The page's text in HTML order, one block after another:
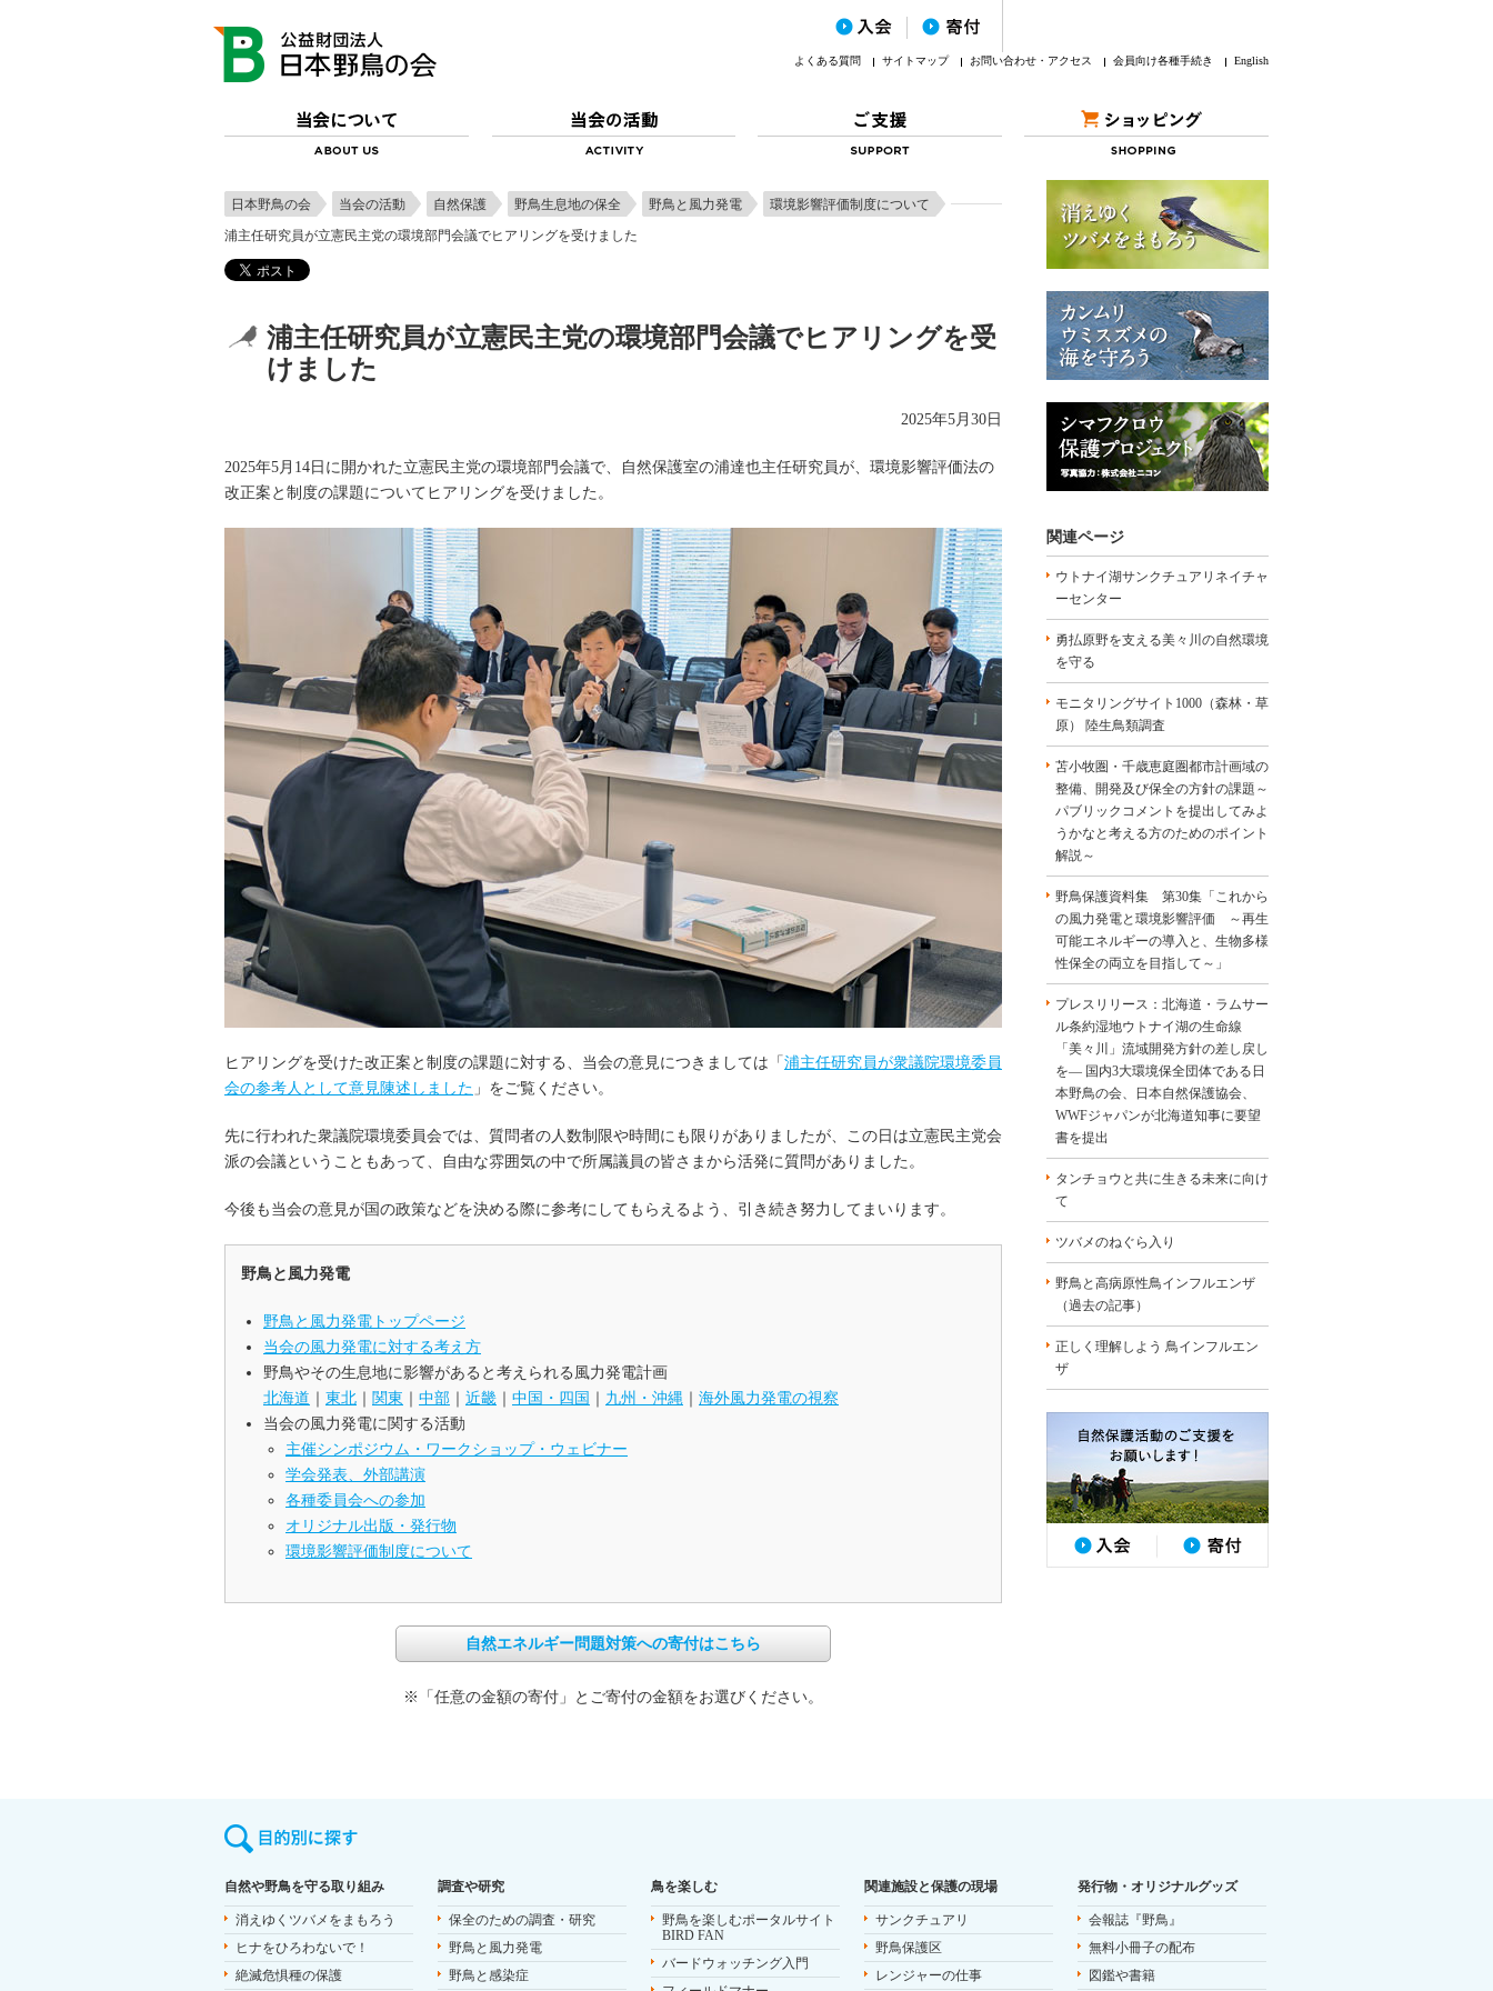
よくある質問 サイトマップ お問い合わせ・アクセス 会員向け各種手続き English
日本野鳥の会 当会の活動 自然保護 野鳥生息地の保全 野鳥と風力発電
環境影響評価制度について
浦主任研究員が立憲民主党の環境部門会議でヒアリングを受けました
浦主任研究員が立憲民主党の環境部門会議でヒアリングを受
けました
2025年5月30日
2025年5月14日に開かれた立憲民主党の環境部門会議で、自然保護室の浦達也主任研究員が、環境影響評価法の
改正案と制度の課題についてヒアリングを受けました。
ヒアリングを受けた改正案と制度の課題に対する、当会の意見につきましては「 浦主任研究員が衆議院環境委員
会の参考人として意見陳述しました 」をご覧ください。
先に行われた衆議院環境委員会では、質問者の人数制限や時間にも限りがありましたが、この日は立憲民主党会
派の会議ということもあって、自由な雰囲気の中で所属議員の皆さまから活発に質問がありました。
今後も当会の意見が国の政策などを決める際に参考にしてもらえるよう、引き続き努力してまいります。
野鳥と風力発電
野鳥と風力発電トップページ
当会の風力発電に対する考え方
野鳥やその生息地に影響があると考えられる風力発電計画
北海道
東北 関東 中部 近畿 中国・四国 九州・沖縄
海外風力発電の視察
当会の風力発電に関する活動
主催シンポジウム・ワークショップ・ウェビナー
学会発表、外部講演
各種委員会への参加
オリジナル出版・発行物
環境影響評価制度について
自然エネルギー問題対策への寄付はこちら
※「任意の金額の寄付」とご寄付の金額をお選びください。
関連ページ
ウトナイ湖サンクチュアリネイチャ
ーセンター
勇払原野を支える美々川の自然環境
を守る
モニタリングサイト1000（森林・草
原） 陸生鳥類調査
苫小牧圏・千歳恵庭圏都市計画域の
整備、開発及び保全の方針の課題～
パブリックコメントを提出してみよ
うかなと考える方のためのポイント
解説～
野鳥保護資料集 第30集「これから
の風力発電と環境影響評価 ～再生
可能エネルギーの導入と、生物多様
性保全の両立を目指して～」
プレスリリース：北海道・ラムサー
ル条約湿地ウトナイ湖の生命線
「美々川」流域開発方針の差し戻し
を― 国内3大環境保全団体である日
本野鳥の会、日本自然保護協会、
WWFジャパンが北海道知事に要望
書を提出
タンチョウと共に生きる未来に向け
て
ツバメのねぐら入り
野鳥と高病原性鳥インフルエンザ
（過去の記事）
正しく理解しよう 鳥インフルエン
ザ
自然や野鳥を守る取り組み
消えゆくツバメをまもろう
ヒナをひろわないで！
絶滅危惧種の保護
調査や研究
保全のための調査・研究
野鳥と風力発電
野鳥と感染症
鳥を楽しむ
野鳥を楽しむポータルサイト
BIRD FAN
バードウォッチング入門
関連施設と保護の現場
サンクチュアリ
野鳥保護区
レンジャーの仕事
発行物・オリジナルグッズ
会報誌『野鳥』
無料小冊子の配布
図鑑や書籍